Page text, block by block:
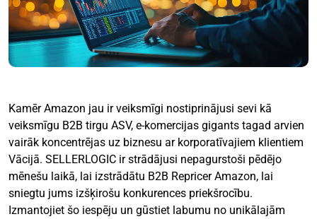
Kamēr Amazon jau ir veiksmīgi nostiprinājusi sevi kā
veiksmīgu B2B tirgu ASV, e-komercijas gigants tagad arvien
vairāk koncentrējas uz biznesu ar korporatīvajiem klientiem
Vācijā. SELLERLOGIC ir strādājusi nepagurstoši pēdējo
mēnešu laikā, lai izstrādātu B2B Repricer Amazon, lai
sniegtu jums izšķirošu konkurences priekšrocību.
Izmantojiet šo iespēju un gūstiet labumu no unikālajām